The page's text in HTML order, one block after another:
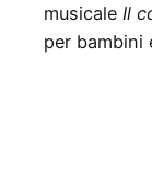
musicale Il
per bambini